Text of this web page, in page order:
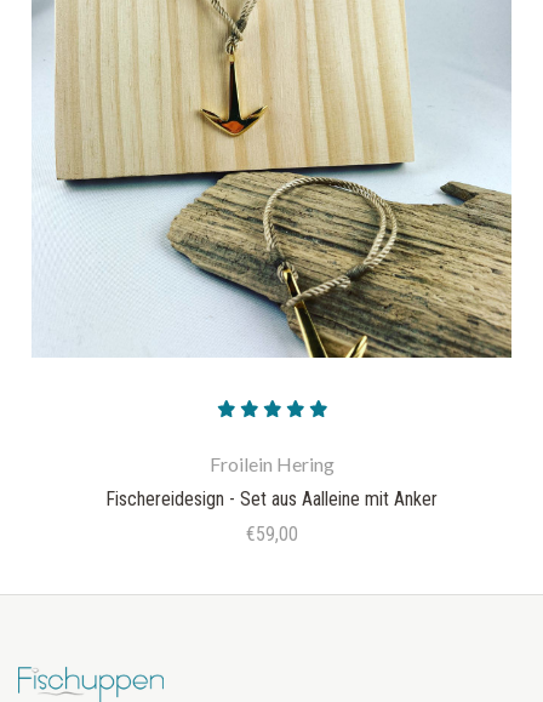
Froilein Hering
Fischereidesign - Set aus Aalleine mit Anker
€59,00